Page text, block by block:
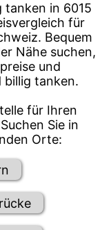
tanken in 6015
für
Bequem
Nähe suchen,
und
billig tanken.
für Ihren
Sie in
Orte: